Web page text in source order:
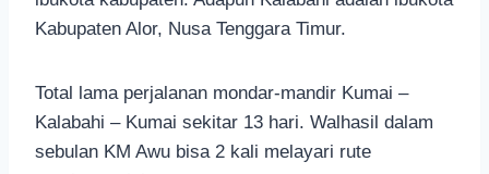
Kabupaten Alor, Nusa Tenggara Timur.
Total lama perjalanan mondar-mandir Kumai –
Kalabahi – Kumai sekitar 13 hari. Walhasil dalam
sebulan KM Awu bisa 2 kali melayari rute